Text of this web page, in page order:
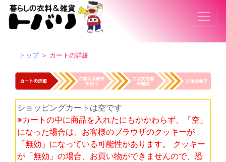
トップ＞ カートの詳細
ショッピングカートは空です
※カートの中に商品を入れたにもかかわらず、「空」
になった場合は、お客様のブラウザのクッキーが
「無効」になっている可能性があります。 クッキー
が「無効」の場合、お買い物ができませんので、恐